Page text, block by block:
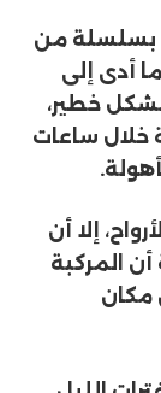
بسلسلة من
أدى إلى
خطير،
خلال ساعات
إلا أن
المركبة
مكان